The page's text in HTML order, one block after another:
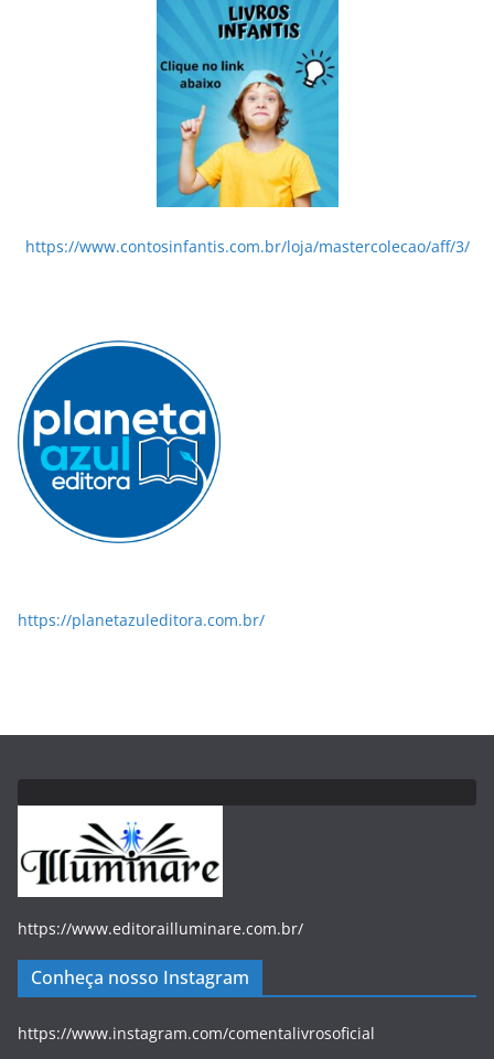
https://www.contosinfantis.com.br/loja/mastercolecao/aff/3/
https://planetazuleditora.com.br/
https://www.editorailluminare.com.br/
Conheça nosso Instagram
https://www.instagram.com/comentalivrosoficial